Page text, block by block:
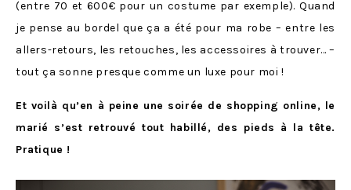
(entre 70 et 600€ pour un costume par exemple). Quand
je pense au bordel que ça a été pour ma robe – entre les
allers-retours, les retouches, les accessoires à trouver… –
tout ça sonne presque comme un luxe pour moi !
Et voilà qu’en à peine une soirée de shopping online, le
marié s’est retrouvé tout habillé, des pieds à la tête.
Pratique !